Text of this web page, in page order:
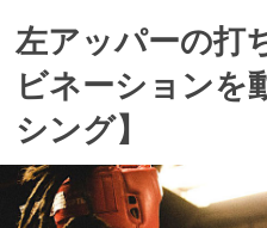
左アッパーの打
ビネーションを
シング】